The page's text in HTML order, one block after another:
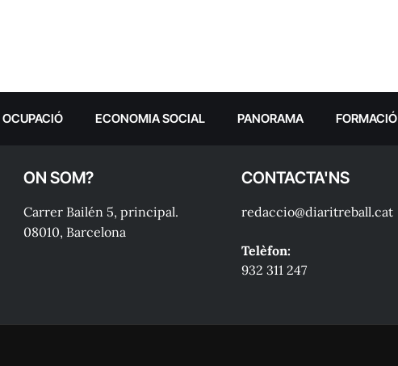
OCUPACIÓ ECONOMIA SOCIAL PANORAMA FORMACIÓ
ON SOM?
Carrer Bailén 5, principal.
08010, Barcelona
CONTACTA'NS
redaccio@diaritreball.cat
Telèfon:
932 311 247